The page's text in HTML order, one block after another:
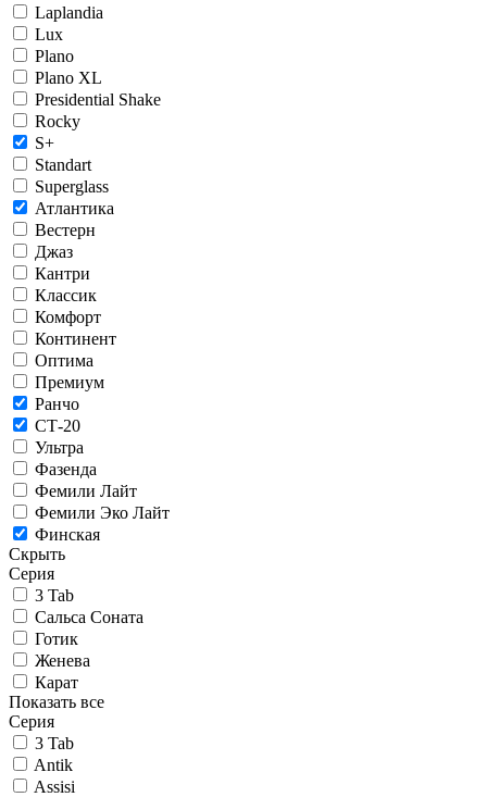
Laplandia
Lux
Plano
Plano XL
Presidential Shake
Rocky
S+
Standart
Superglass
Атлантика
Вестерн
Джаз
Кантри
Классик
Комфорт
Континент
Оптима
Премиум
Ранчо
СТ-20
Ультра
Фазенда
Фемили Лайт
Фемили Эко Лайт
Финская
Скрыть
Серия
3 Tab
Сальса Соната
Готик
Женева
Карат
Показать все
Серия
3 Tab
Antik
Assisi